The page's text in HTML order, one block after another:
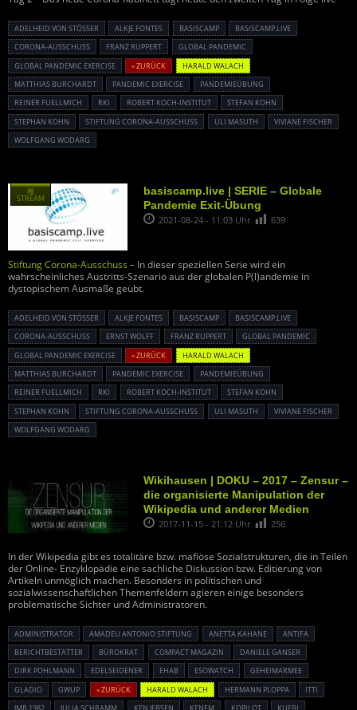
ADELHEID VON STÖSSER ALKJE FONTES BASISCAMP
BASISCAMP.LIVE
CORONA-AUSSCHUSS
FRANZ RUPPERT
GLOBAL PANDEMIC
GLOBAL PANDEMIC EXERCISE
« ZURÜCK
HARALD WALACH
MATTHIAS BURCHARDT
PANDEMIC EXERCISE
PANDEMIEÜBUNG
REINER FUELLMICH
RKI ROBERT KOCH-INSTITUT
STEFAN KOHN
STEPHAN KOHN
STIFTUNG CORONA-AUSSCHUSS ULI MASUTH
VIVIANE FISCHER
WOLFGANG WODARG
basiscamp.live | SERIE – Globale
Pandemie Exit-Übung
2021-08-24 - 11:03 Uhr 639
Stiftung Corona-Ausschuss – In dieser speziellen Serie wird ein
wahrscheinliches Austritts-Szenario aus der globalen P(l)andemie in
dystopischem Ausmaße geübt.
ADELHEID VON STÖSSER ALKJE FONTES BASISCAMP
BASISCAMP.LIVE
CORONA-AUSSCHUSS
ERNST WOLFF FRANZ RUPPERT
GLOBAL PANDEMIC
GLOBAL PANDEMIC EXERCISE
« ZURÜCK
HARALD WALACH
MATTHIAS BURCHARDT
PANDEMIC EXERCISE
PANDEMIEÜBUNG
REINER FUELLMICH
RKI ROBERT KOCH-INSTITUT
STEFAN KOHN
STEPHAN KOHN
STIFTUNG CORONA-AUSSCHUSS ULI MASUTH
VIVIANE FISCHER
WOLFGANG WODARG
種
STREAM
Wikihausen | DOKU – 2017 – Zensur –
die organisierte Manipulation der
Wikipedia und anderer Medien
2017-11-15 - 21:12 Uhr 256
In der Wikipedia gibt es totalitäre bzw. mafiöse Sozialstrukturen, die in Teilen
der Online- Enzyklopädie eine sachliche Diskussion bzw. Editierung von
Artikeln unmöglich machen. Besonders in politischen und
sozialwissenschaftlichen Themenfeldern agieren einige besonders
problematische Sichter und Administratoren.
ADMINISTRATOR AMADEU ANTONIO STIFTUNG ANETTA KAHANE
ANTIFA
BERICHTBESTATTER
BÜROKRAT COMPACT MAGAZIN
DANIELE GANSER
DIRK POHLMANN
EDELSEIDENER EHAB ESOWATCH
GEHEIMARMEE
GLADIO
GWUP « ZURÜCK HARALD WALACH HERMANN PLOPPA
ITTI